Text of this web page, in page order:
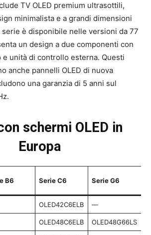
TV OLED premium ultrasottili,
minimalista e a grandi dimensioni
è disponibile nelle versioni da 77
un design a due componenti con
e unità di controllo esterna. Questi
anche pannelli OLED di nuova
una garanzia di 5 anni sul
schermi OLED in
Europa
B6 Serie C6 Serie G6
OLED42C6ELB —
OLED48C6ELB OLED48G66LS